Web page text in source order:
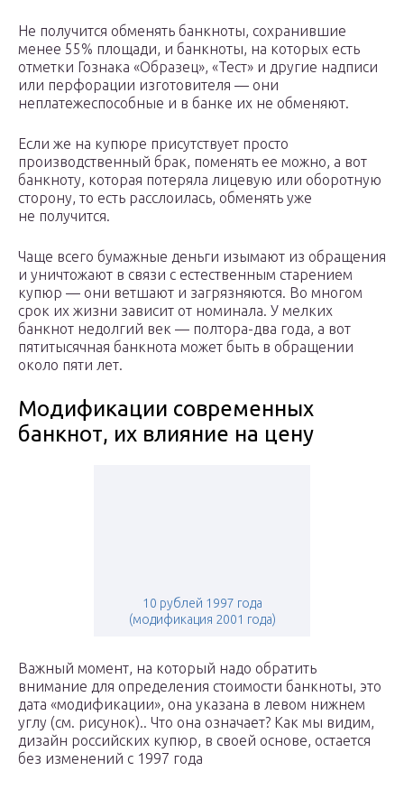
Не получится обменять банкноты, сохранившие
менее 55% площади, и банкноты, на которых есть
отметки Гознака «Образец», «Тест» и другие надписи
или перфорации изготовителя — они
неплатежеспособные и в банке их не обменяют.
Если же на купюре присутствует просто
производственный брак, поменять ее можно, а вот
банкноту, которая потеряла лицевую или оборотную
сторону, то есть расслоилась, обменять уже
не получится.
Чаще всего бумажные деньги изымают из обращения
и уничтожают в связи с естественным старением
купюр — они ветшают и загрязняются. Во многом
срок их жизни зависит от номинала. У мелких
банкнот недолгий век — полтора-два года, а вот
пятитысячная банкнота может быть в обращении
около пяти лет.
Модификации современных
банкнот, их влияние на цену
10 рублей 1997 года
(модификация 2001 года)
Важный момент, на который надо обратить
внимание для определения стоимости банкноты, это
дата «модификации», она указана в левом нижнем
углу (см. рисунок).. Что она означает? Как мы видим,
дизайн российских купюр, в своей основе, остается
без изменений с 1997 года